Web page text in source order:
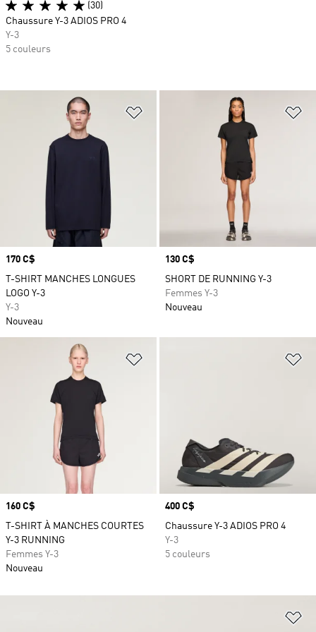
Ajouter à la Liste de produits
Prix
170 C$
T-SHIRT MANCHES LONGUES
LOGO Y-3
Y-3
Nouveau
Prix
130 C$
SHORT DE RUNNING Y-3
Femmes Y-3
Nouveau
Ajouter à la Liste de produits
Prix
160 C$
T-SHIRT À MANCHES COURTES
Y-3 RUNNING
Femmes Y-3
Nouveau
Prix
400 C$
Chaussure Y-3 ADIOS PRO 4
Y-3
5 couleurs
(30)
Chaussure Y-3 ADIOS PRO 4
Y-3
5 couleurs